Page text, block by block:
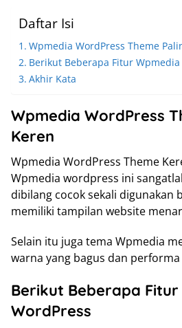
Daftar Isi
Wpmedia WordPress Theme
Berikut Beberapa Fitur Wpmedia
Akhir Kata
Wpmedia WordPress
Keren
Wpmedia WordPress Theme
Wpmedia wordpress ini
dibilang cocok sekali digunakan
memiliki tampilan website
Selain itu juga tema Wpmedia
warna yang bagus dan
Berikut Beberapa
WordPress